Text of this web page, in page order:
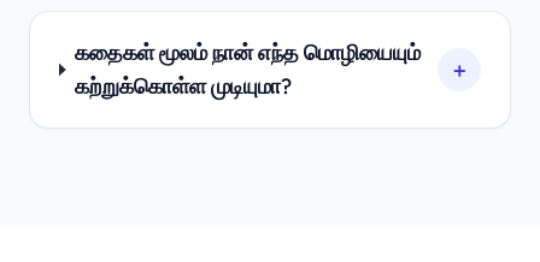
கதைகள் மூலம் நான் எந்த மொழியையும்
கற்றுக்கொள்ள முடியுமா?
+